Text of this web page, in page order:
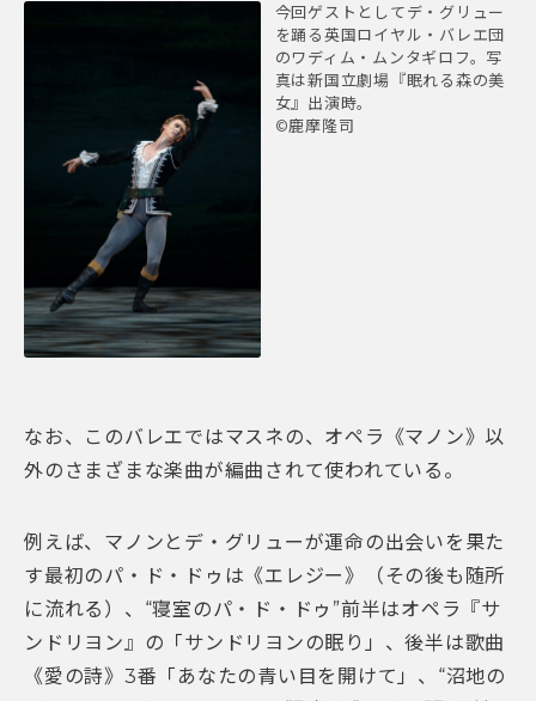
今回ゲストとしてデ・グリュー
を踊る英国ロイヤル・バレエ団
のワディム・ムンタギロフ。写
真は新国立劇場『眠れる森の美
女』出演時。
©鹿摩隆司
なお、このバレエではマスネの、オペラ《マノン》以
外のさまざまな楽曲が編曲されて使われている。
例えば、マノンとデ・グリューが運命の出会いを果た
す最初のパ・ド・ドゥは《エレジー》（その後も随所
に流れる）、“寝室のパ・ド・ドゥ”前半はオペラ『サ
ンドリヨン』の「サンドリヨンの眠り」、後半は歌曲
《愛の詩》3番「あなたの青い目を開けて」、“沼地の